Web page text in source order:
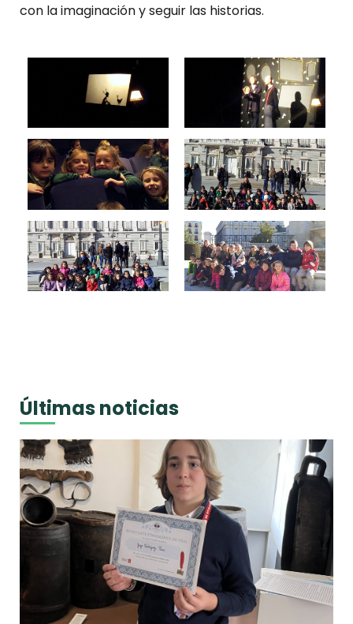
con la imaginación y seguir las historias.
Últimas noticias